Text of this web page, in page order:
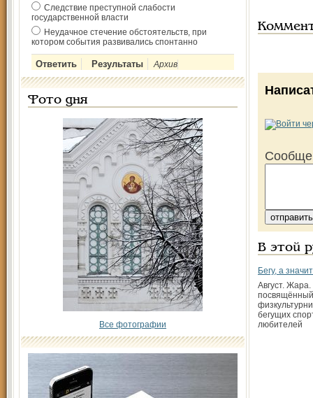
Следствие преступной слабости
государственной власти
Неудачное стечение обстоятельств, при
котором события развивались спонтанно
Архив
Фото дня
Все фотографии
В этой
Бегу, а
Август.
бегущих
любителей